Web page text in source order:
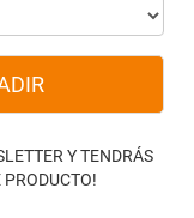
Y TENDRÁS
PRODUCTO!